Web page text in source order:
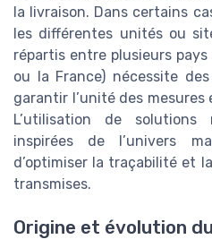
la livraison. Dans certains
les différentes unités ou
répartis entre plusieurs pays
ou la France) nécessite
garantir l’unité des
L’utilisation de
inspirées de l’univers
d’optimiser la traçabilité et
transmises.
Origine et évolution